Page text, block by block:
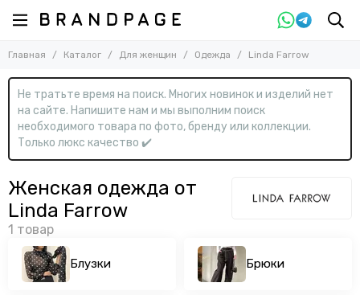
Назад
Для женщин
Смотреть все товары
Одежда
Назад
Одежда
Смотреть все товары
Блузки
Брюки
Ветровки
Водолазки
Джемперы
Дубленки
Жилеты
Жилеты меховые
Кардиганы
Обувь
Сумки
Аксессуары
Главная Каталог Для женщин Одежда Linda Farrow
Не тратьте время на поиск. Многих новинок и изделий нет
на сайте. Напишите нам и мы выполним поиск
необходимого товара по фото, бренду или коллекции.
Только люкс качество ✔️
Женская одежда от
Linda Farrow
Блузки Брюки